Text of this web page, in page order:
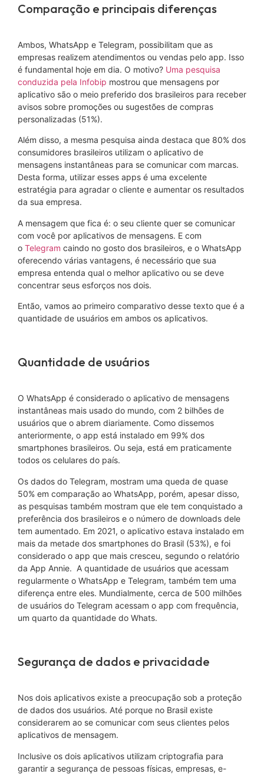
Comparação e principais diferenças
Ambos, WhatsApp e Telegram, possibilitam que as
empresas realizem atendimentos ou vendas pelo app. Isso
é fundamental hoje em dia. O motivo? Uma pesquisa
conduzida pela Infobip mostrou que mensagens por
aplicativo são o meio preferido dos brasileiros para receber
avisos sobre promoções ou sugestões de compras
personalizadas (51%).
Além disso, a mesma pesquisa ainda destaca que 80% dos
consumidores brasileiros utilizam o aplicativo de
mensagens instantâneas para se comunicar com marcas.
Desta forma, utilizar esses apps é uma excelente
estratégia para agradar o cliente e aumentar os resultados
da sua empresa.
A mensagem que fica é: o seu cliente quer se comunicar
com você por aplicativos de mensagens. E com
o Telegram caindo no gosto dos brasileiros, e o WhatsApp
oferecendo várias vantagens, é necessário que sua
empresa entenda qual o melhor aplicativo ou se deve
concentrar seus esforços nos dois.
Então, vamos ao primeiro comparativo desse texto que é a
quantidade de usuários em ambos os aplicativos.
Quantidade de usuários
O WhatsApp é considerado o aplicativo de mensagens
instantâneas mais usado do mundo, com 2 bilhões de
usuários que o abrem diariamente. Como dissemos
anteriormente, o app está instalado em 99% dos
smartphones brasileiros. Ou seja, está em praticamente
todos os celulares do país.
Os dados do Telegram, mostram uma queda de quase
50% em comparação ao WhatsApp, porém, apesar disso,
as pesquisas também mostram que ele tem conquistado a
preferência dos brasileiros e o número de downloads dele
tem aumentado. Em 2021, o aplicativo estava instalado em
mais da metade dos smartphones do Brasil (53%), e foi
considerado o app que mais cresceu, segundo o relatório
da App Annie. A quantidade de usuários que acessam
regularmente o WhatsApp e Telegram, também tem uma
diferença entre eles. Mundialmente, cerca de 500 milhões
de usuários do Telegram acessam o app com frequência,
um quarto da quantidade do Whats.
Segurança de dados e privacidade
Nos dois aplicativos existe a preocupação sob a proteção
de dados dos usuários. Até porque no Brasil existe
considerarem ao se comunicar com seus clientes pelos
aplicativos de mensagem.
Inclusive os dois aplicativos utilizam criptografia para
garantir a segurança de pessoas físicas, empresas, e-